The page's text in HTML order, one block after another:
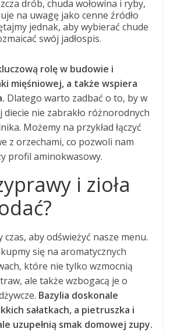
drób, chuda wołowina i ryby,
na uwagę jako cenne źródło
jednak, aby wybierać chude
swój jadłospis.
rolę w budowie i
mięśniowej, a także wspiera
Dlatego warto zadbać o to, by w
diecie nie zabrakło różnorodnych
Możemy na przykład łączyć
z orzechami, co pozwoli nam
profil aminokwasowy.
i zioła
aby odświeżyć nasze menu.
się na aromatycznych
które nie tylko wzmocnią
ale także wzbogacą je o
Bazylia doskonale
sałatkach, a pietruszka i
uzupełnią smak domowej zupy.